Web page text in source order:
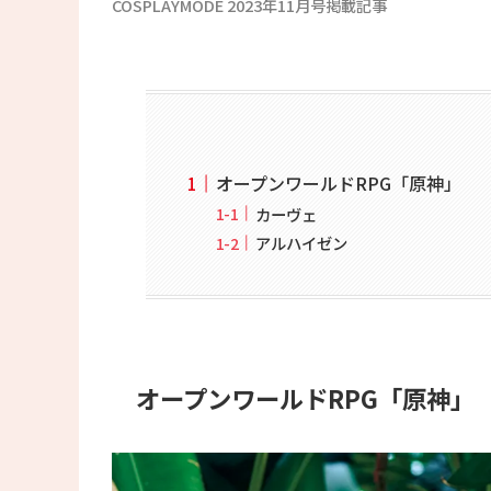
COSPLAYMODE 2023年11月号掲載記事
オープンワールドRPG「原神」
カーヴェ
アルハイゼン
オープンワールドRPG「原神」